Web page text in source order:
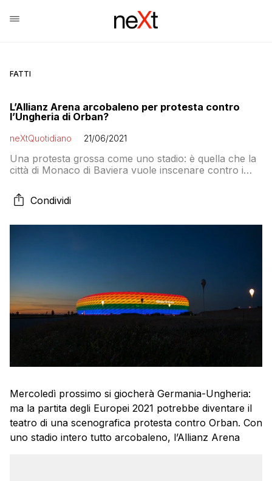
FATTI
L’Allianz Arena arcobaleno per protesta contro
l’Ungheria di Orban?
neXtQuotidiano 21/06/2021
Una protesta grossa come uno stadio: è quella che la
città di Monaco di Baviera vuole inscenare contro i
Orbana
Condividi
Mercoledì prossimo si giocherà Germania-Ungheria:
ma la partita degli Europei 2021 potrebbe diventare il
teatro di una scenografica protesta contro Orban. Con
uno stadio intero tutto arcobaleno, l’Allianz Arena